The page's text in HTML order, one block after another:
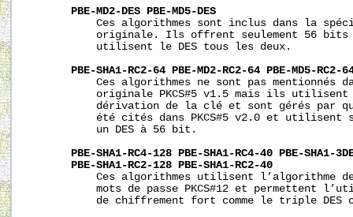
PBE-MD2-DES PBE-MD5-DES
Ces algorithmes sont inclus dans la
originale. Ils offrent seulement 56
           utilisent le DES tous les deux.
PBE-SHA1-RC2-64 PBE-MD2-RC2-64 PBE-MD5-RC2-
Ces algorithmes ne sont pas mentionnés
originale PKCS#5 v1.5 mais ils
dérivation de la clé et sont gérés par
été cités dans PKCS#5 v2.0 et utilisent
           un DES à 56 bit.
PBE-SHA1-RC4-128 PBE-SHA1-RC4-40 PBE-SHA1-
PBE-SHA1-RC2-128 PBE-SHA1-RC2-40
Ces algorithmes utilisent l’algorithme
mots de passe PKCS#12 et permettent
de chiffrement fort comme le triple DES